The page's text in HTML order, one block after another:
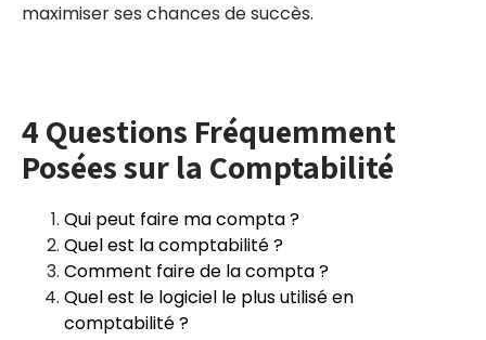
maximiser ses chances de succès.
4 Questions Fréquemment
Posées sur la Comptabilité
Qui peut faire ma compta ?
Quel est la comptabilité ?
Comment faire de la compta ?
Quel est le logiciel le plus utilisé en
comptabilité ?